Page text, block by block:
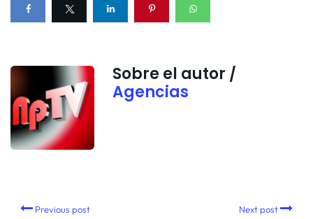
Sobre el autor /
Agencias
Previous post Next post